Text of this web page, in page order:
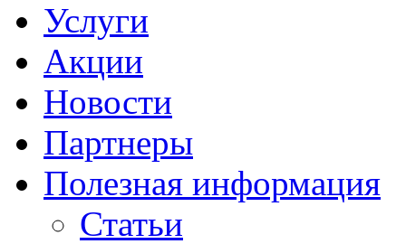
Услуги
Акции
Новости
Партнеры
Полезная информация
Статьи